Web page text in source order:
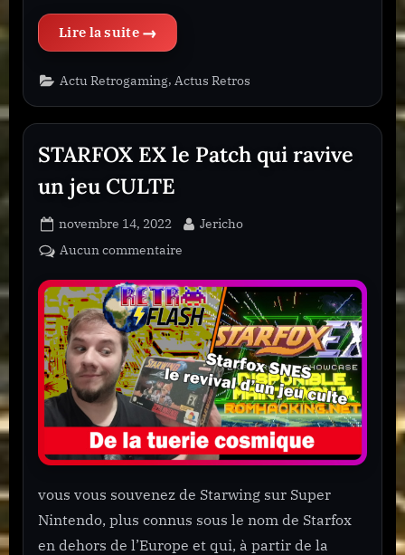
Actu Retrogaming, Actus Retros
STARFOX EX le Patch qui ravive
un jeu CULTE
Posted
on
novembre 14, 2022 By
Jericho
Aucun commentaire
EX
le
Patch
qui
ravive
un
jeu
CULTE
vous vous souvenez de Starwing sur Super
Nintendo, plus connus sous le nom de Starfox
en dehors de l’Europe et qui, à partir de la